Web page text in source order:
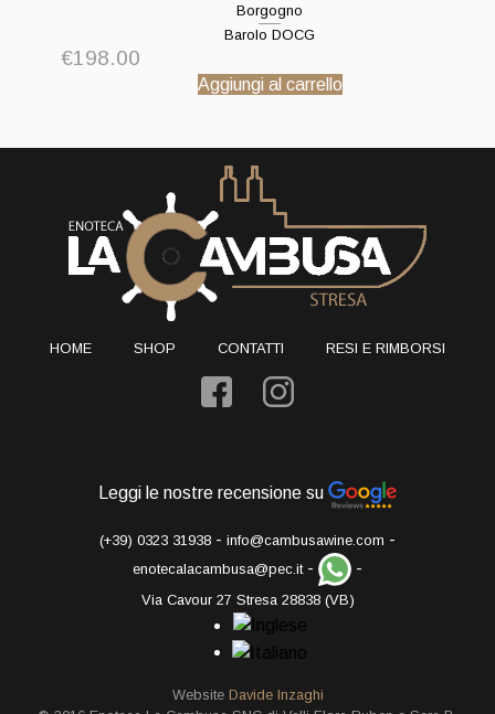
Borgogno
Barolo DOCG
€198.00
Aggiungi al carrello
HOME SHOP CONTATTI RESI E RIMBORSI
Leggi le nostre recensione su
(+39) 0323 31938 - info@cambusawine.com -
enotecalacambusa@pec.it- -
Via Cavour 27 Stresa 28838 (VB)
Website Davide Inzaghi